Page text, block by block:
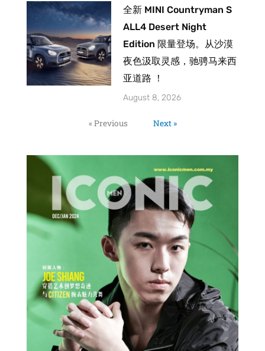
全新 MINI Countryman S
ALL4 Desert Night
Edition 限量登场。从沙漠
夜色汲取灵感，驰骋马来西
亚道路 ！
August 8, 2026
« Previous Next »